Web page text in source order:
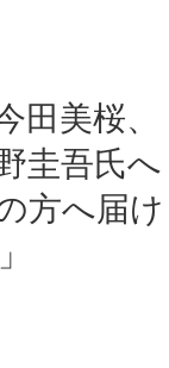
田美桜、
圭吾氏へ
方へ届け